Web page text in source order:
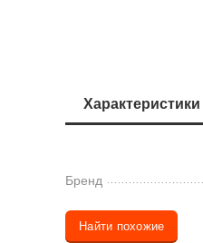
Характеристики
Бренд
Найти похожие